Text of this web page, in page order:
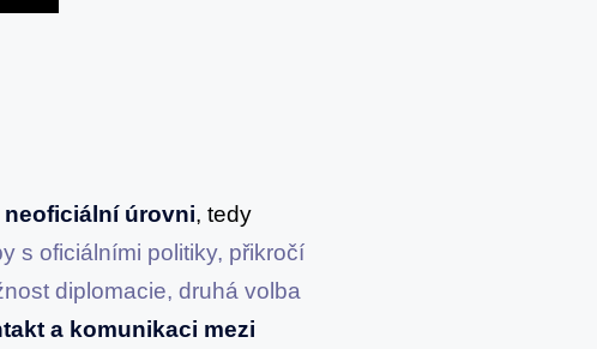
úrovni, tedy
s oficiálními politiky, přikročí
diplomacie, druhá volba
a komunikaci mezi